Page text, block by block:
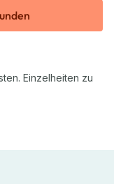
Einzelheiten zu